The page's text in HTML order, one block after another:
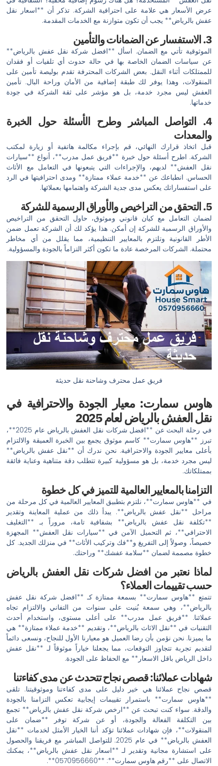
عرض الأسعار هي علامة على احترافية الشركة. تذكر أن **اسعار نقل
عفش بالرياض** يجب أن تكون متوازنة مع الخدمات المقدمة.
3. الاستفسار عن الضمانات والتأمين
الموثوقية تأتي مع الضمان. اسأل **افضل شركة نقل عفش بالرياض**
عن سياسات الضمان الخاصة بها في حالة حدوث أي تلفيات أو فقدان
للممتلكات أثناء النقل. بعض الشركات المحترفة تقدم بوليصة تأمين على
المنقولات، وهذا يوفر لك طبقة إضافية من الأمان وراحة البال. تأمين
العفش ليس مجرد خدمة، بل هو مؤشر على ثقة الشركة في جودة
خدماتها.
4. التواصل المباشر وطرح الأسئلة حول الخبرة
والمعدات
قبل اتخاذ قرارك النهائي، قم بإجراء مكالمة هاتفية أو زيارة لمكتب
الشركة. اطرح أسئلة حول خبرة **فريق عمل مدرب**، أنواع **سيارات
نقل العفش** لديهم، والإجراءات التي يتبعونها في التعامل مع الأثاث
الحساس. انطباعك عن **خدمة عملاء ممتازة** ومدى احترافيتها في الرد
على استفساراتك يعكس مدى جدية الشركة واهتمامها بعملائها.
5. التحقق من التراخيص والأوراق الرسمية للشركة
لضمان التعامل مع كيان قانوني وموثوق، حاول التحقق من التراخيص
والأوراق الرسمية للشركة إن أمكن. هذا يؤكد لك أن الشركة تعمل ضمن
الأطر القانونية وتلتزم بالمعايير التنظيمية، مما يقلل من أي مخاطر
محتملة. الشركات المرخصة عادة ما تكون أكثر التزاماً بالجودة والمسؤولية.
فريق عمل محترف وشاحنة نقل حديثة
هاوس سمارت: معيار الجودة والاحترافية في
نقل العفش بالرياض لعام 2025
في رحلة البحث عن **افضل شركات نقل العفش بالرياض عام 2025**،
تبرز **هاوس سمارت** كاسم موثوق يجمع بين الخبرة العميقة والالتزام
بأعلى معايير الجودة والاحترافية. نحن ندرك أن **نقل عفش بالرياض**
ليس مجرد خدمة، بل هو مسؤولية كبيرة تتطلب دقة متناهية وعناية فائقة
بممتلكاتك.
التزامنا بالمعايير العالمية للتميز في كل خطوة
في **هاوس سمارت**، نلتزم بتطبيق المعايير العالمية في كل مرحلة من
مراحل **نقل عفش بالرياض**. يبدأ ذلك من عملية المعاينة وتقدير
**تكلفة نقل عفش بالرياض** بشفافية تامة، مروراً بـ **التغليف
الاحترافي**، ثم التحميل الآمن في **سيارات نقل العفش** المجهزة
خصيصاً، وصولاً إلى التفريغ و**فك وتركيب الأثاث** في منزلك الجديد. كل
خطوة مصممة لضمان **سلامة عفشك** وراحتك.
لماذا نعتبر من افضل شركات نقل العفش بالرياض
حسب تقييمات العملاء؟
تتمتع **هاوس سمارت** بسمعة ممتازة كـ **افضل شركة نقل عفش
بالرياض**، وهي سمعة بُنيت على سنوات من التفاني والالتزام تجاه
عملائنا. **فريق عمل مدرب** على أعلى مستوى، واستخدام أحدث
التقنيات في **نقل الاثاث بالرياض**، وتقديم **خدمة عملاء ممتازة** هي
ما يميزنا. نحن نؤمن بأن رضا العميل هو معيارنا الأول للنجاح، ونسعى دائماً
لتقديم تجربة تتجاوز التوقعات، مما يجعلنا خياراً موثوقاً لـ **نقل عفش
داخل الرياض باقل الاسعار** مع الحفاظ على الجودة.
شهادات عملائنا: قصص نجاح تتحدث عن مدى كفاءتنا
قصص نجاح عملائنا هي خير دليل على مدى كفاءتنا وموثوقيتنا. تلقى
**هاوس سمارت** باستمرار تقييمات إيجابية تعكس التزامنا بالجودة
والدقة. سواء كنت تبحث عن **ارخص شركة نقل عفش بالرياض** تجمع
بين التكلفة الفعالة والجودة، أو عن شركة توفر **ضمان على
المنقولات**، فإن شهادات عملائنا تؤكد أننا الخيار الأمثل لخدمات **نقل
العفش بالرياض** في عام 2025. للتواصل المباشر مع فريقنا والحصول
على استشارة مجانية وتقدير لـ **اسعار نقل عفش بالرياض**، يمكنك
الاتصال على **رقم هاوس سمارت**: **0570956660**.